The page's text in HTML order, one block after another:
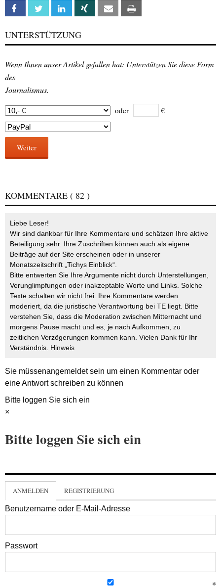
Facebook Twitter Linkedin Xing Email
UNTERSTÜTZUNG
Wenn Ihnen unser Artikel gefallen hat: Unterstützen Sie diese Form
des
Journalismus.
oder €
Weiter
KOMMENTARE ( 82 )
Liebe Leser!
Wir sind dankbar für Ihre Kommentare und schätzen Ihre aktive
Beteiligung sehr. Ihre Zuschriften können auch als eigene
Beiträge auf der Site erscheinen oder in unserer
Monatszeitschrift „Tichys Einblick“.
Bitte entwerten Sie Ihre Argumente nicht durch Unterstellungen,
Verunglimpfungen oder inakzeptable Worte und Links. Solche
Texte schalten wir nicht frei. Ihre Kommentare werden
moderiert, da die juristische Verantwortung bei TE liegt. Bitte
verstehen Sie, dass die Moderation zwischen Mitternacht und
morgens Pause macht und es, je nach Aufkommen, zu
zeitlichen Verzögerungen kommen kann. Vielen Dank für Ihr
Verständnis. Hinweis
Sie müssenangemeldetsein um einen Kommentar oder
eine Antwort schreiben zu können
Bitte loggen Sie sich ein
×
Bitte loggen Sie sich ein
ANMELDEN REGISTRIERUNG
Benutzername oder E-Mail-Adresse
Passwort